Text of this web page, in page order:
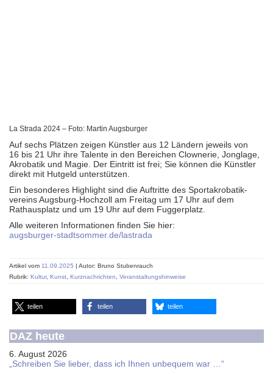
La Strada 2024 – Foto: Martin Augsburger
Auf sechs Plätzen zeigen Künstler aus 12 Ländern jeweils von
16 bis 21 Uhr ihre Talente in den Bereichen Clownerie, Jonglage,
Akrobatik und Magie. Der Eintritt ist frei; Sie können die Künstler
direkt mit Hutgeld unterstützen.
Ein besonderes Highlight sind die Auftritte des Sport­akrobatik­
vereins Augsburg-Hochzoll am Freitag um 17 Uhr auf dem
Rathausplatz und um 19 Uhr auf dem Fuggerplatz.
Alle weiteren Informationen finden Sie hier:
augsburger-stadtsommer.de/lastrada
Artikel vom 11.09.2025 | Autor: Bruno Stubenrauch
Rubrik: Kultur, Kunst Kurznachrichten Veranstaltungshinweise
teilen teilen teilen
DAZ heute
6. August 2026
„Schreiben Sie lieber, dass ich Ihnen unbequem war …“